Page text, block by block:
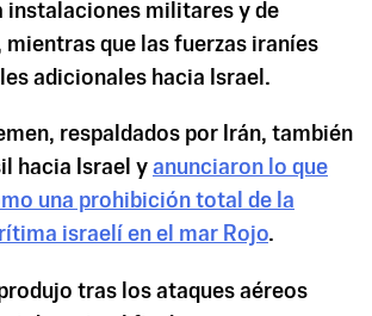
instalaciones militares y de
que las fuerzas iraníes
adicionales hacia Israel.
respaldados por Irán, también
hacia Israel y anunciaron lo que
una prohibición total de la
israelí en el mar Rojo.
tras los ataques aéreos